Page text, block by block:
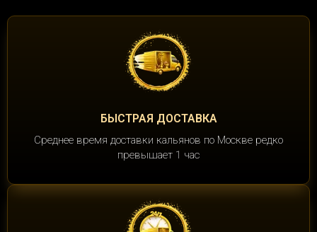
БЫСТРАЯ ДОСТАВКА
Среднее время доставки кальянов по Москве редко
превышает 1 час